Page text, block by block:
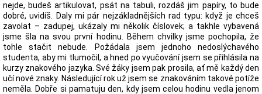
nejde, budeš artikulovat, psát na tabuli, rozdáš jim papíry, to bude
dobré, uvidíš. Daly mi pár nejzákladnějších rad typu: když je chceš
zavolat – zadupej, ukázaly mi několik číslovek; a takhle vybavená
jsme šla na svou první hodinu. Během chvilky jsme pochopila, že
tohle stačit nebude. Požádala jsem jednoho nedoslýchavého
studenta, aby mi tlumočil, a hned po vyučování jsem se přihlásila na
kurzy znakového jazyka. Své žáky jsem pak prosila, ať mě každý den
učí nové znaky. Následující rok už jsem se znakováním takové potíže
neměla. Dobře si pamatuju den, kdy jsem celou hodinu vedla jenom